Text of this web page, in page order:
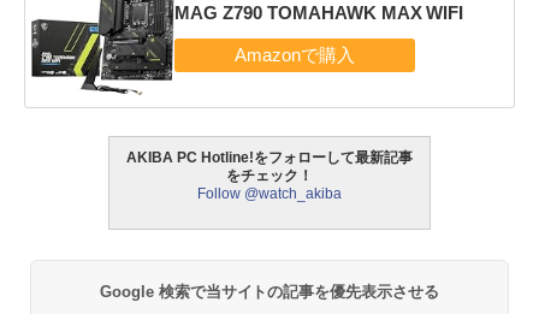
MAG Z790 TOMAHAWK MAX WIFI
AKIBA PC Hotline!をフォローして最新記事
をチェック！
Follow @watch_akiba
Google 検索で当サイトの記事を優先表示させる